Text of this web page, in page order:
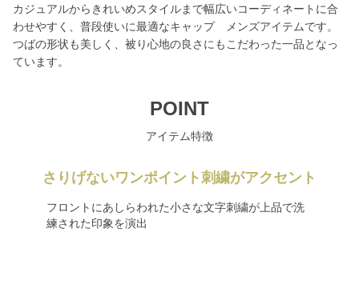
カジュアルからきれいめスタイルまで幅広いコーディネートに合
わせやすく、普段使いに最適なキャップ メンズアイテムです。
つばの形状も美しく、被り心地の良さにもこだわった一品となっ
ています。
POINT
アイテム特徴
さりげないワンポイント刺繍がアクセント
フロントにあしらわれた小さな文字刺繍が上品で洗
練された印象を演出